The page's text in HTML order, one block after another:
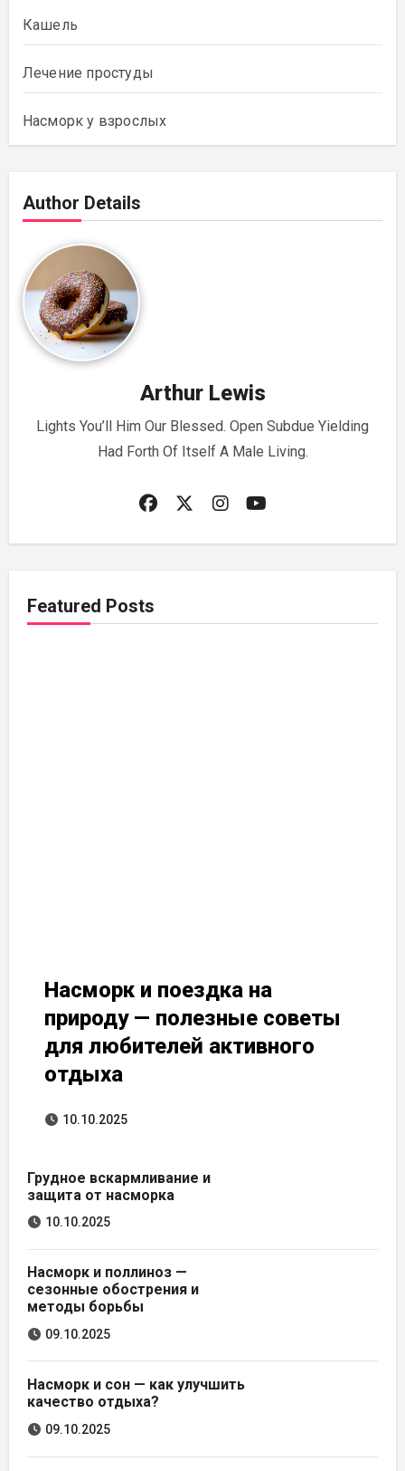
Кашель
Лечение простуды
Насморк у взрослых
Author Details
Arthur Lewis
Lights You’ll Him Our Blessed. Open Subdue Yielding
Had Forth Of Itself A Male Living.
Featured Posts
Насморк и поездка на
природу — полезные советы
для любителей активного
отдыха
10.10.2025
Грудное вскармливание и
защита от насморка
10.10.2025
Насморк и поллиноз —
сезонные обострения и
методы борьбы
09.10.2025
Насморк и сон — как улучшить
качество отдыха?
09.10.2025